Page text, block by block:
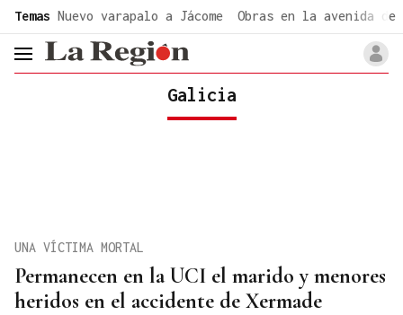
Temas Nuevo varapalo a Jácome Obras en la avenida de
header.menu.open
Galicia
Permanecen en la UCI el marido y menores
heridos en el accidente de Xermade
UNA VÍCTIMA MORTAL